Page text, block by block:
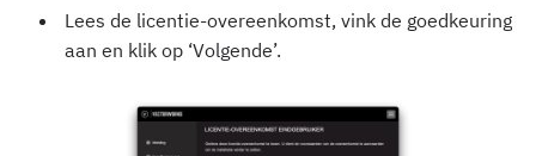
Lees de licentie-overeenkomst, vink de goedkeuring
aan en klik op ‘Volgende’.